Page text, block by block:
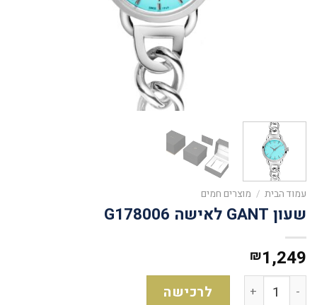
עמוד הבית / מוצרים חמים
שעון GANT לאישה G178006
₪1,249
לרכישה